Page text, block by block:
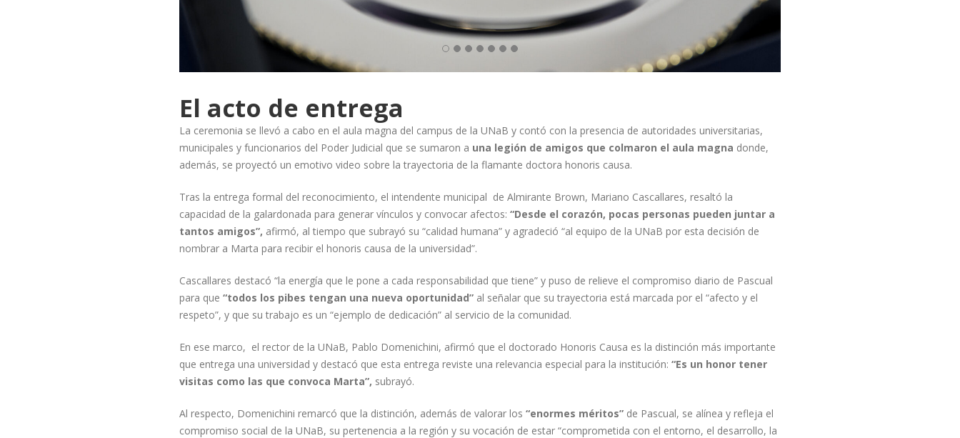
El acto de entrega
La ceremonia se llevó a cabo en el aula magna del campus de la UNaB y contó con la presencia de autoridades universitarias,
municipales y funcionarios del Poder Judicial que se sumaron a una legión de amigos que colmaron el aula magna donde,
además, se proyectó un emotivo video sobre la trayectoria de la flamante doctora honoris causa.
Tras la entrega formal del reconocimiento, el intendente municipal de Almirante Brown, Mariano Cascallares, resaltó la
capacidad de la galardonada para generar vínculos y convocar afectos: “Desde el corazón, pocas personas pueden juntar a
tantos amigos”, afirmó, al tiempo que subrayó su “calidad humana” y agradeció “al equipo de la UNaB por esta decisión de
nombrar a Marta para recibir el honoris causa de la universidad”.
Cascallares destacó “la energía que le pone a cada responsabilidad que tiene” y puso de relieve el compromiso diario de Pascual
para que “todos los pibes tengan una nueva oportunidad” al señalar que su trayectoria está marcada por el “afecto y el
respeto”, y que su trabajo es un “ejemplo de dedicación” al servicio de la comunidad.
En ese marco, el rector de la UNaB, Pablo Domenichini, afirmó que el doctorado Honoris Causa es la distinción más importante
que entrega una universidad y destacó que esta entrega reviste una relevancia especial para la institución: “Es un honor tener
visitas como las que convoca Marta”, subrayó.
Al respecto, Domenichini remarcó que la distinción, además de valorar los “enormes méritos” de Pascual, se alínea y refleja el
compromiso social de la UNaB, su pertenencia a la región y su vocación de estar “comprometida con el entorno, el desarrollo, la